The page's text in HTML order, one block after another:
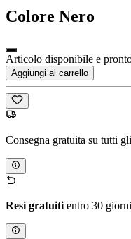
Colore Nero
Articolo disponibile e
Aggiungi al carrello
Consegna gratuita su tutti
Resi gratuiti entro 30